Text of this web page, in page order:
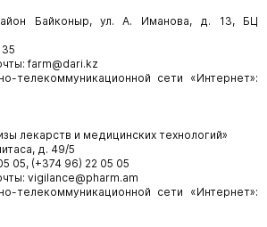
Байконыр, ул. А. Иманова, д. 13, БЦ
farm@dari.kz
телекоммуникационной сети «Интернет»:
лекарств и медицинских технологий»
д. 49/5
05, (+374 96) 22 05 05
vigilance@pharm.am
телекоммуникационной сети «Интернет»: